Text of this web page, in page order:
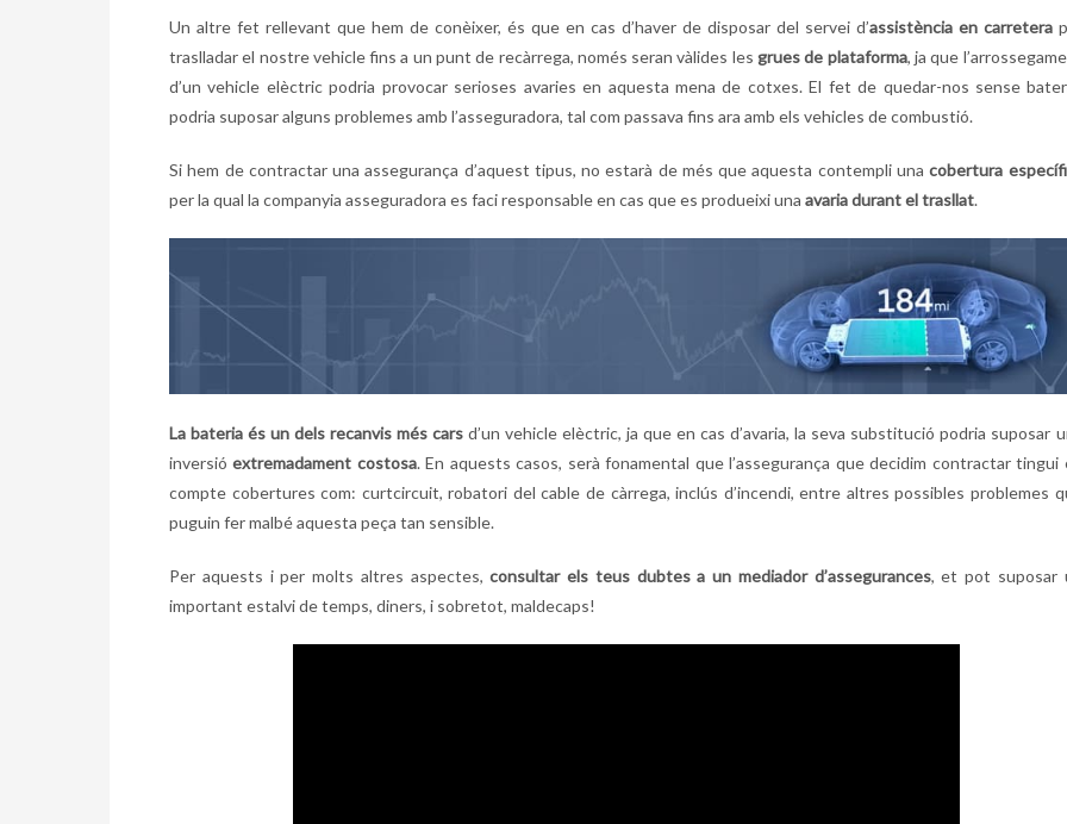
Un altre fet rellevant que hem de conèixer, és que en cas d’haver de disposar del servei d’assistència en carretera
traslladar el nostre vehicle fins a un punt de recàrrega, només seran vàlides lesgrues de plataforma, ja que
d’un vehicle elèctric podria provocar serioses avaries en aquesta mena de cotxes. El fet de quedar-nos sense
podria suposar alguns problemes amb l’asseguradora, tal com passava fins ara amb els vehicles de combustió.
Si hem de contractar una assegurança d’aquest tipus, no estarà de més que aquesta contempli unacobertura
per la qual la companyia asseguradora es faci responsable en cas que es produeixi una avaria durant el trasllat.
La bateria és un dels recanvis més cars d’un vehicle elèctric, ja que en cas d’avaria, la seva substitució podria suposar
inversióextremadament costosa. En aquests casos, serà fonamental que l’assegurança que decidim contractar tingui
compte cobertures com: curtcircuit, robatori del cable de càrrega, inclús d’incendi, entre altres possibles problemes
puguin fer malbé aquesta peça tan sensible.
Per aquests i per molts altres aspectes,consultar els teus dubtes a un mediador d’assegurances, et pot suposar
important estalvi de temps, diners, i sobretot, maldecaps!